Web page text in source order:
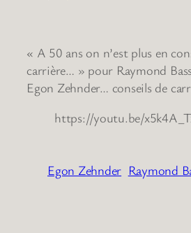
« A 50 ans on n’est plus en
carrière… » pour Raymond
Egon Zehnder… conseils de
https://youtu.be/
Egon Zehnder Raymond